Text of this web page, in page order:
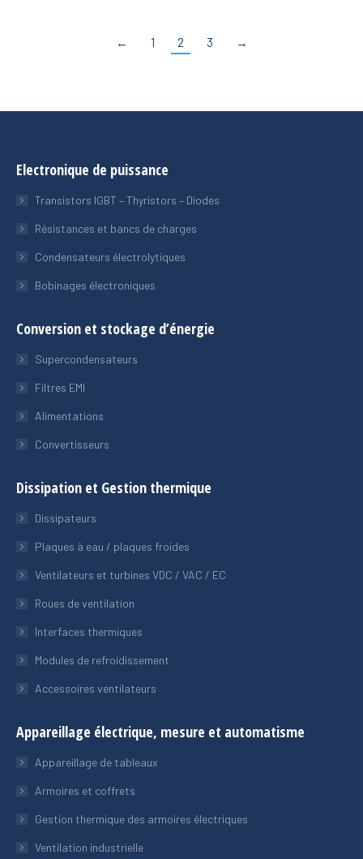
← 1 2 3 →
Electronique de puissance
Transistors IGBT – Thyristors – Diodes
Résistances et bancs de charges
Condensateurs électrolytiques
Bobinages électroniques
Conversion et stockage d’énergie
Supercondensateurs
Filtres EMI
Alimentations
Convertisseurs
Dissipation et Gestion thermique
Dissipateurs
Plaques à eau / plaques froides
Ventilateurs et turbines VDC / VAC / EC
Roues de ventilation
Interfaces thermiques
Modules de refroidissement
Accessoires ventilateurs
Appareillage électrique, mesure et automatisme
Appareillage de tableaux
Armoires et coffrets
Gestion thermique des armoires électriques
Ventilation industrielle